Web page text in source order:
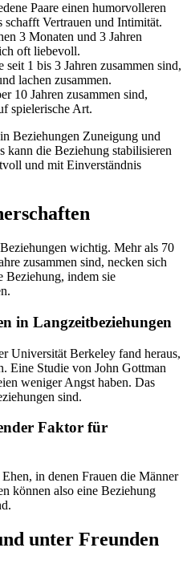
Paare einen humorvolleren
schafft Vertrauen und Intimität.
3 Monaten und 3 Jahren
oft liebevoll.
1 bis 3 Jahren zusammen sind,
lachen zusammen.
10 Jahren zusammen sind,
spielerische Art.
Beziehungen Zuneigung und
kann die Beziehung stabilisieren
und mit Einverständnis
wichtig. Mehr als 70
zusammen sind, necken sich
Beziehung, indem sie
in Langzeitbeziehungen
Universität Berkeley fand heraus,
Eine Studie von John Gottman
weniger Angst haben. Das
sind.
Faktor für
in denen Frauen die Männer
können also eine Beziehung
unter Freunden